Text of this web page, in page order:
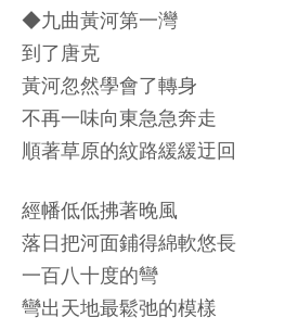
◆九曲黃河第一灣
到了唐克
黃河忽然學會了轉身
不再一味向東急急奔走
順著草原的紋路緩緩迂回
經幡低低拂著晚風
落日把河面鋪得綿軟悠長
一百八十度的彎
彎出天地最鬆弛的模樣